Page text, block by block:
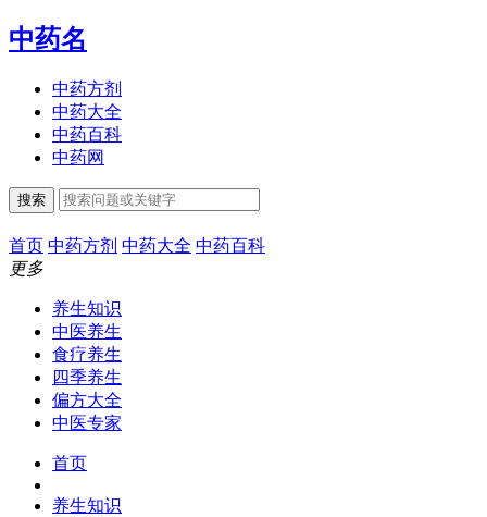
中药名
中药方剂
中药大全
中药百科
中药网
搜索
首页 中药方剂 中药大全 中药百科
更多
养生知识
中医养生
食疗养生
四季养生
偏方大全
中医专家
首页
养生知识